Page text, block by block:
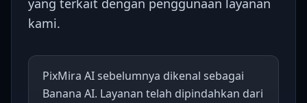
yang terkait dengan penggunaan layanan
kami.
PixMira AI sebelumnya dikenal sebagai
Banana AI. Layanan telah dipindahkan dari